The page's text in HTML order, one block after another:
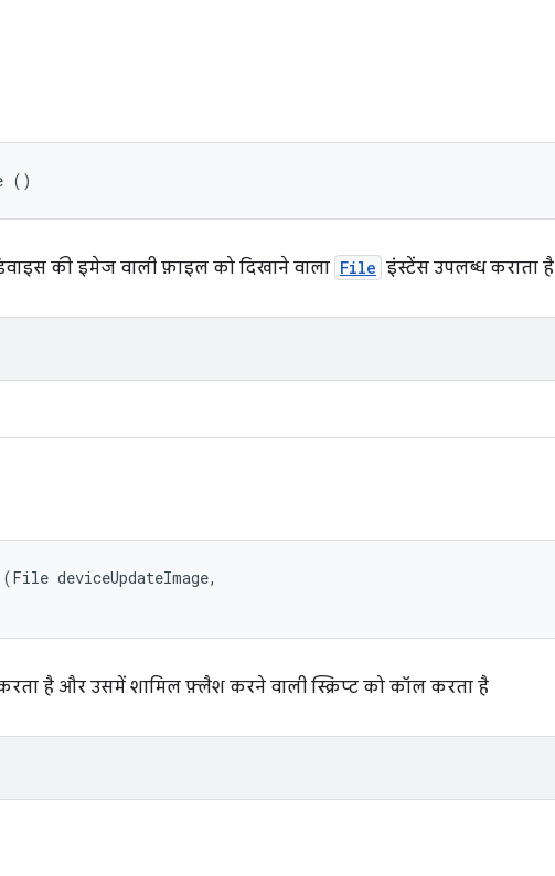
()
की इमेज वाली फ़ाइल को दिखाने वाला File इंस्टेंस उपलब्ध कराता है
deviceUpdateImage,
है और उसमें शामिल फ़्लैश करने वाली स्क्रिप्ट को कॉल करता है